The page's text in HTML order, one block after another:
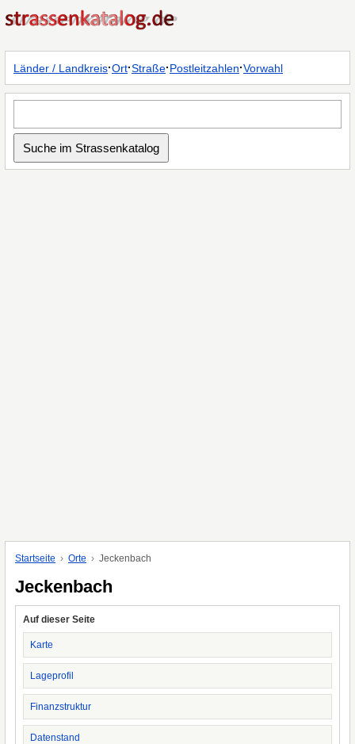
Länder / Landkreis·Ort·Straße·Postleitzahlen·Vorwahl
Startseite Orte Jeckenbach
Jeckenbach
Auf dieser Seite
Karte
Lageprofil
Finanzstruktur
Datenstand